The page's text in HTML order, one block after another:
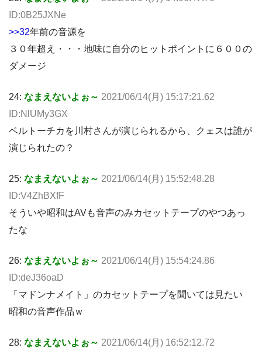
ID:0B25JXNe
>>32年前の音源を
３０年超え・・・地味に自分のヒットポイントに６００の
ダメージ
24: なまえないよぉ～ 2021/06/14(月) 15:17:21.62
ID:NlUMy3GX
ベルトーチカを川村さんが演じられるから、クェスは誰が
演じられたの？
25: なまえないよぉ～ 2021/06/14(月) 15:52:48.28
ID:V4ZhBXfF
そういや昭和はAVも音声のみカセットテープのやつあっ
たな
26: なまえないよぉ～ 2021/06/14(月) 15:54:24.86
ID:deJ36oaD
「マドンナメイト」のカセットテープを聞いては見たい
昭和の音声作品ｗ
28: なまえないよぉ～ 2021/06/14(月) 16:52:12.72